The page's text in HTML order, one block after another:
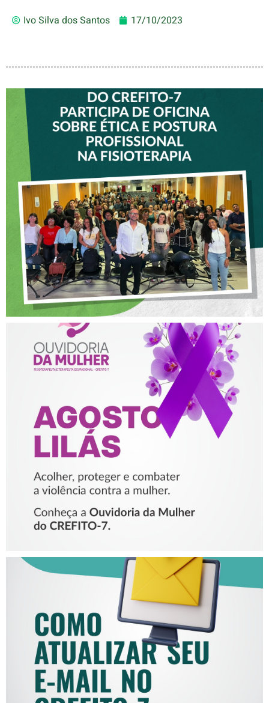
Ivo Silva dos Santos 17/10/2023
VICE-PRESIDENTE DO
CREFITO-7 PARTICIPA DE
OFICINA SOBRE ÉTICA E
POSTURA PROFISSIONAL
NA FISIOTERAPIA
AGOSTO LILÁS – ACOLHER,
PROTEGER E COMBATER A
VIOLÊNCIA CONTRA A
MULHER
COMO ATUALIZAR SEU E-
MAIL NO CREFITO-7